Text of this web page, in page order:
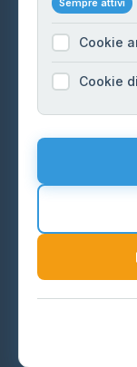
Cookie Policy
Preferenze
Mappa del sito
Sempre attivi
Cookie
Cookie